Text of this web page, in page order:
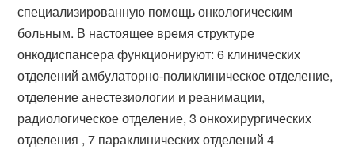
специализированную помощь онкологическим
больным. В настоящее время структуре
онкодиспансера функционируют: 6 клинических
отделений амбулаторно-поликлиническое отделение,
отделение анестезиологии и реанимации,
радиологическое отделение, 3 онкохирургических
отделения , 7 параклинических отделений 4